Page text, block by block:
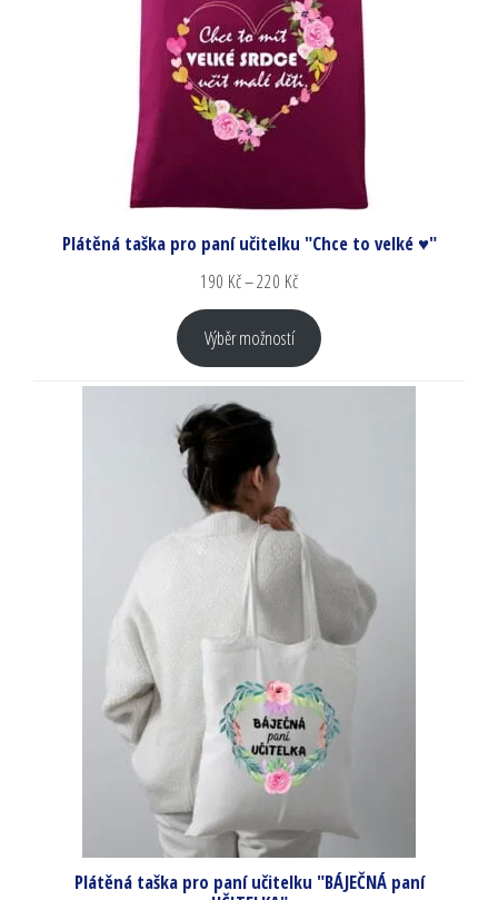
Plátěná taška pro paní učitelku "Chce to velké ♥"
190 Kč–220 Kč
Výběr možností
Plátěná taška pro paní učitelku "BÁJEČNÁ paní